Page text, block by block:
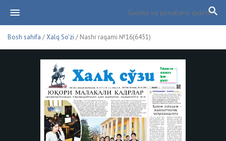
Bosh sahifa /Xalq So'zi / Nashr raqami №16(6451)